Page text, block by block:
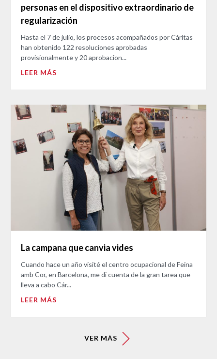
personas en el dispositivo extraordinario de
regularización
Hasta el 7 de julio, los procesos acompañados por Cáritas
han obtenido 122 resoluciones aprobadas
provisionalmente y 20 aprobacion...
LEER MÁS
La campana que canvia vides
Cuando hace un año visité el centro ocupacional de Feina
amb Cor, en Barcelona, me di cuenta de la gran tarea que
lleva a cabo Cár...
LEER MÁS
VER MÁS